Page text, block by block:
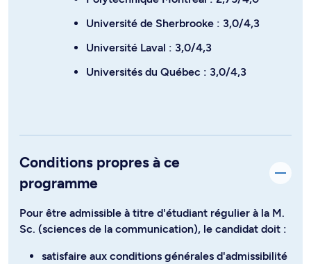
Université de Sherbrooke : 3,0/4,3
Université Laval : 3,0/4,3
Universités du Québec : 3,0/4,3
Conditions propres à ce
programme
Pour être admissible à titre d'étudiant régulier à la M.
Sc. (sciences de la communication), le candidat doit :
satisfaire aux conditions générales d'admissibilité